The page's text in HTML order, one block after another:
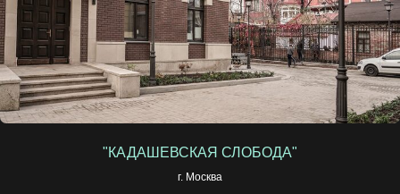
"КАДАШЕВСКАЯ СЛОБОДА"
г. Москва